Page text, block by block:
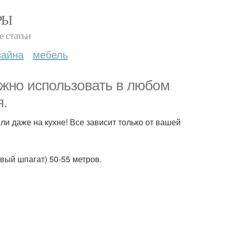
статьи
мебель
использовать в любом
даже на кухне! Все зависит только от вашей
шпагат) 50-55 метров.